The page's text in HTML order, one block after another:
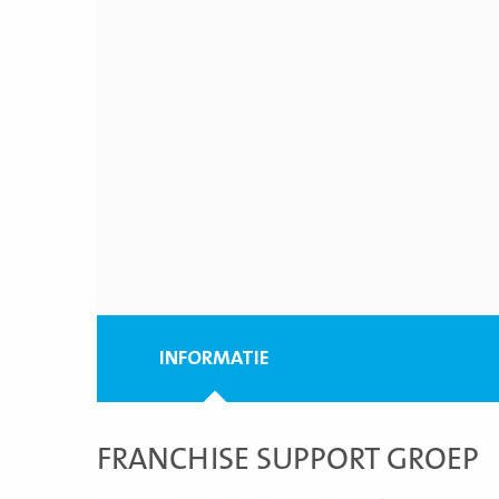
INFORMATIE
FRANCHISE SUPPORT GROEP